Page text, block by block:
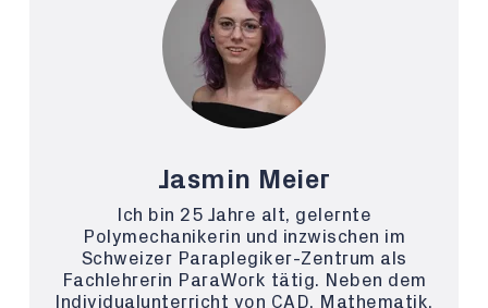
Jasmin Meier
Ich bin 25 Jahre alt, gelernte
Polymechanikerin und inzwischen im
Schweizer Paraplegiker-Zentrum als
Fachlehrerin ParaWork tätig. Neben dem
Individualunterricht von CAD, Mathematik,